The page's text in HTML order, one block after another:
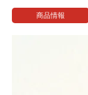
商品情報